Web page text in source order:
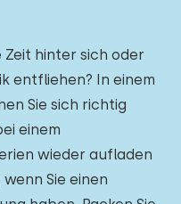
Zeit hinter sich oder
entfliehen? In einem
Sie sich richtig
einem
wieder aufladen
Sie einen